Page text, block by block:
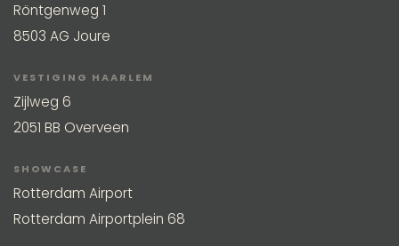
Röntgenweg 1
8503 AG Joure
VESTIGING HAARLEM
Zijlweg 6
2051 BB Overveen
SHOWCASE
Rotterdam Airport
Rotterdam Airportplein 68